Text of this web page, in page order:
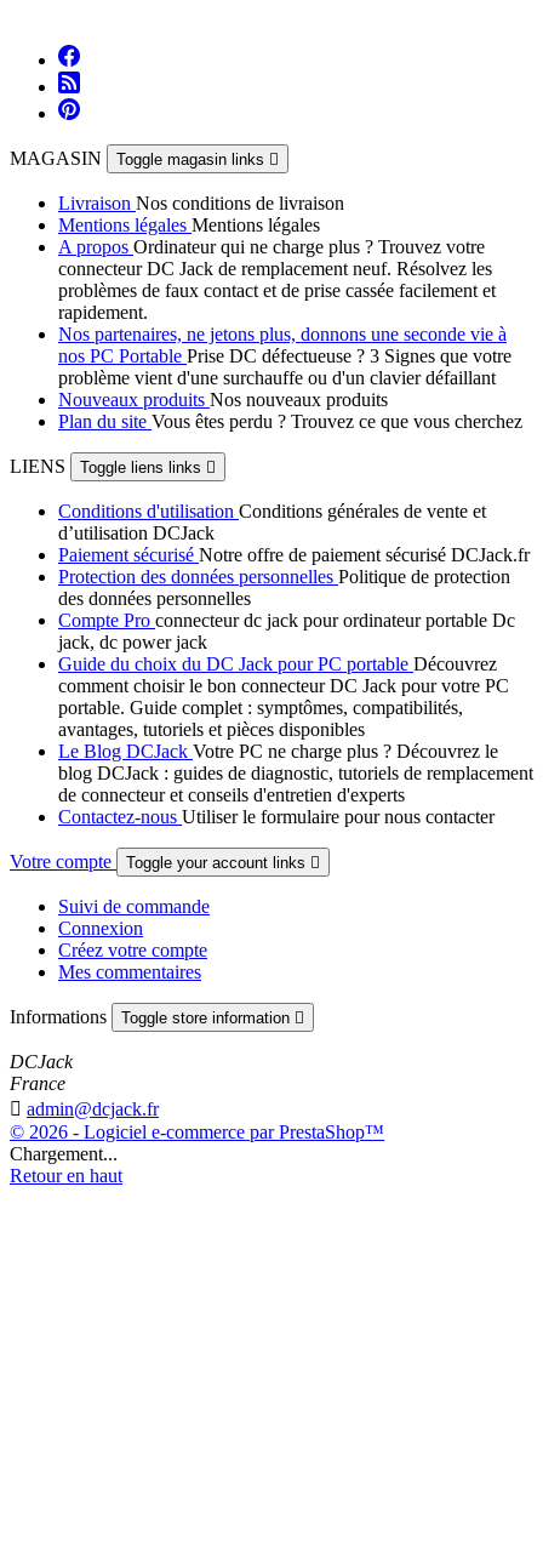
MAGASIN Toggle magasin links 
Livraison Nos conditions de livraison
Mentions légales Mentions légales
A propos Ordinateur qui ne charge plus ? Trouvez votre
connecteur DC Jack de remplacement neuf. Résolvez les
problèmes de faux contact et de prise cassée facilement et
rapidement.
Nos partenaires, ne jetons plus, donnons une seconde vie à
nos PC Portable Prise DC défectueuse ? 3 Signes que votre
problème vient d'une surchauffe ou d'un clavier défaillant
Nouveaux produits Nos nouveaux produits
Plan du site Vous êtes perdu ? Trouvez ce que vous cherchez
LIENS Toggle liens links 
Conditions d'utilisation Conditions générales de vente et
d’utilisation DCJack
Paiement sécurisé Notre offre de paiement sécurisé DCJack.fr
Protection des données personnelles Politique de protection
des données personnelles
Compte Pro connecteur dc jack pour ordinateur portable Dc
jack, dc power jack
Guide du choix du DC Jack pour PC portable Découvrez
comment choisir le bon connecteur DC Jack pour votre PC
portable. Guide complet : symptômes, compatibilités,
avantages, tutoriels et pièces disponibles
Le Blog DCJack Votre PC ne charge plus ? Découvrez le
blog DCJack : guides de diagnostic, tutoriels de remplacement
de connecteur et conseils d'entretien d'experts
Contactez-nous Utiliser le formulaire pour nous contacter
Votre compte Toggle your account links 
Suivi de commande
Connexion
Créez votre compte
Mes commentaires
Informations Toggle store information 
DCJack
France
 admin@dcjack.fr
© 2026 - Logiciel e-commerce par PrestaShop™
Chargement...
Retour en haut